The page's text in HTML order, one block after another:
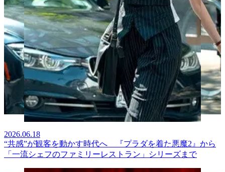
2026.06.18
“共感”が観客を動かす時代へ 『プラダを着た悪魔2』から
「一流シェフのファミリーレストラン」シリーズまで